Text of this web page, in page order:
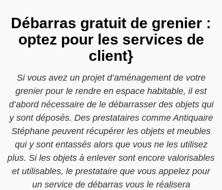
Débarras gratuit de grenier :
optez pour les services de
client}
Si vous avez un projet d’aménagement de votre
grenier pour le rendre en espace habitable, il est
d’abord nécessaire de le débarrasser des objets qui
y sont déposés. Des prestataires comme Antiquaire
Stéphane peuvent récupérer les objets et meubles
qui y sont entassés alors que vous ne les utilisez
plus. Si les objets à enlever sont encore valorisables
et utilisables, le prestataire que vous appelez pour
un service de débarras vous le réalisera